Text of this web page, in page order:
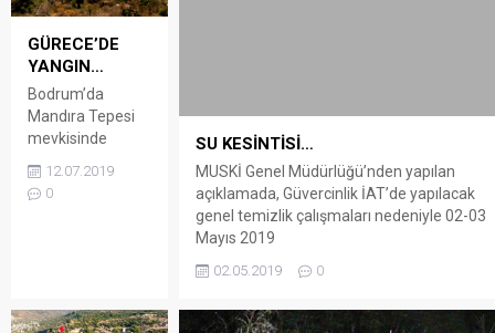
GÜRECE’DE
YANGIN…
Bodrum’da
Mandıra Tepesi
mevkisinde
henüz bilinmeyen
bir nedenden
dolayı yangın
yerleşim yerlerine
12.07.2019
0
SU KESİNTİSİ…
MUSKİ Genel Müdürlüğü’nden yapılan
açıklamada, Güvercinlik İAT’de yapılacak
genel temizlik çalışmaları nedeniyle 02-03
Mayıs 2019
kısmi su kesintileri yaşanacaktır.
02.05.2019 0